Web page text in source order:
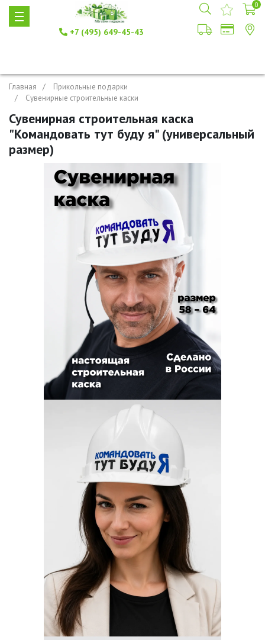
+7 (495) 649-45-43
0
Главная
Прикольные подарки
Сувенирные строительные каски
Сувенирная строительная каска
"Командовать тут буду я" (универсальный
размер)